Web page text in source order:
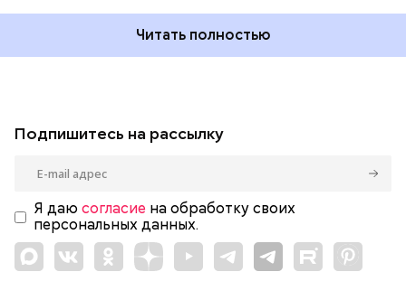
Читать полностью
Подпишитесь на рассылку
Я даю согласие на обработку своих
персональных данных.